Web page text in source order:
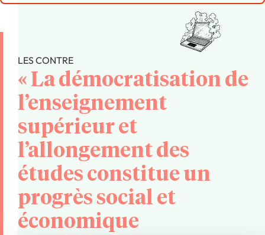
LES CONTRE
« La démocratisation de
l’enseignement
supérieur et
l’allongement des
études constitue un
progrès social et
économique